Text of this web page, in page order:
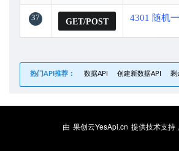
37 GET/POST 4301 随机
热门API推荐： 数据API 创建新数据API 剩
由 果创云YesApi.cn 提供技术支持